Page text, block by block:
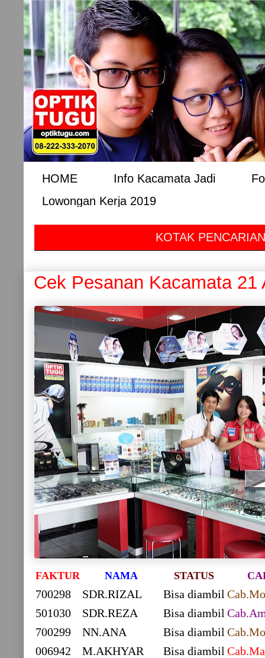
HOME Info Kacamata Jadi
Lowongan Kerja 2019
KOTAK
Cek Pesanan Kacamata 21
FAKTUR NAMA STATUS
700298 SDR.RIZAL Bisa diambil
501030
SDR.REZA Bisa diambil
700299
NN.ANA Bisa diambil
006942
M.AKHYAR Bisa diambil